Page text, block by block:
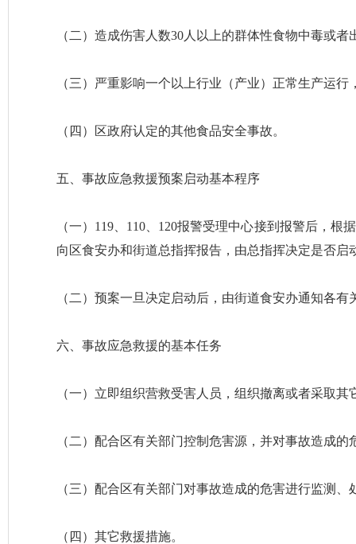
（二）造成伤害人数30人以上的群体性食物中毒或者
（三）严重影响一个以上行业（产业）正常生产运
（四）区政府认定的其他食品安全事故。
五、事故应急救援预案启动基本程序
（一）119、110、120报警受理中心接到报警后，
向区食安办和街道总指挥报告，由总指挥决定是否
（二）预案一旦决定启动后，由街道食安办通知各
六、事故应急救援的基本任务
（一）立即组织营救受害人员，组织撤离或者采取
（二）配合区有关部门控制危害源，并对事故造成
（三）配合区有关部门对事故造成的危害进行监测
（四）其它救援措施。